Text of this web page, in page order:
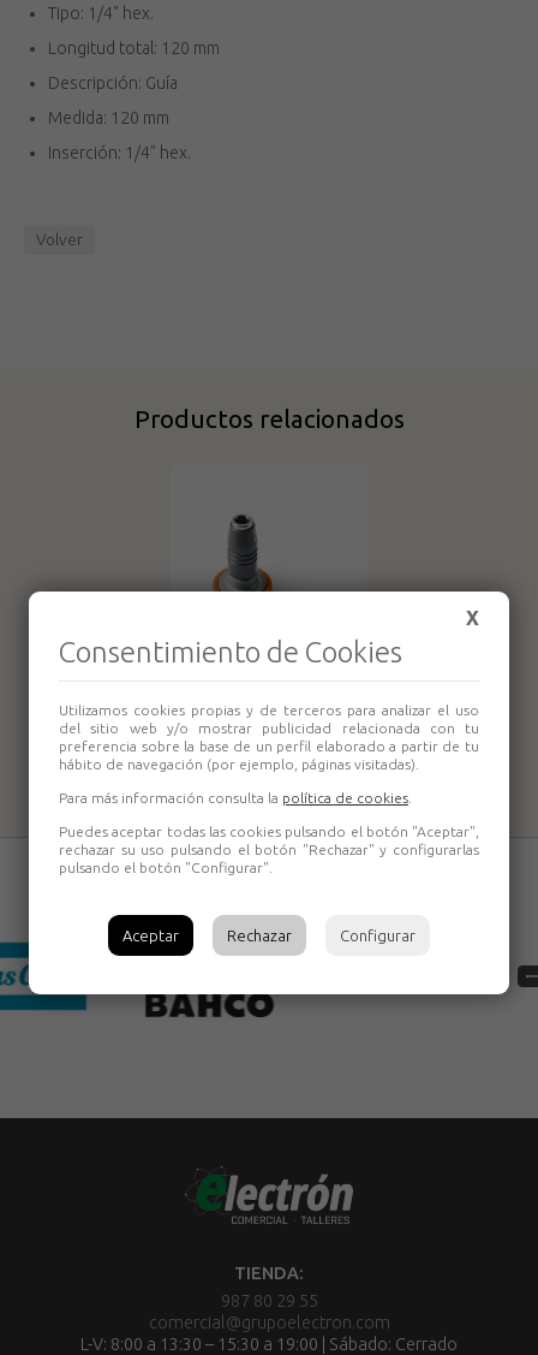
Tipo: 1/4" hex.
Longitud total: 120 mm
Descripción: Guía
Medida: 120 mm
Inserción: 1/4" hex.
Volver
Productos relacionados
Portapuntas de
hexágono 1/4"
interior Fein
TIENDA:
987 80 29 55
comercial@grupoelectron.com
L-V: 8:00 a 13:30 – 15:30 a 19:00 | Sábado: Cerrado
X
Consentimiento de Cookies
Utilizamos cookies propias y de terceros para analizar el uso
del sitio web y/o mostrar publicidad relacionada con tu
preferencia sobre la base de un perfil elaborado a partir de tu
hábito de navegación (por ejemplo, páginas visitadas).
Para más información consulta la política de cookies
Puedes aceptar todas las cookies pulsando el botón "Aceptar",
rechazar su uso pulsando el botón "Rechazar" y configurarlas
pulsando el botón "Configurar".
Aceptar Rechazar Configurar